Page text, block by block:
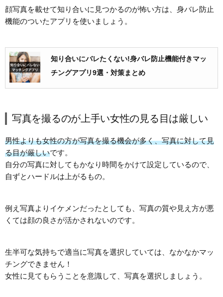
顔写真を載せて知り合いに見つかるのが怖い方は、身バレ防止
機能のついたアプリを使いましょう。
知り合いにバレたくない!身バレ防止機能付きマッ
チングアプリ9選・対策まとめ
写真を撮るのが上手い女性の見る目は厳しい
男性よりも女性の方が写真を撮る機会が多く、写真に対して見
る目が厳しいです。
自分の写真に対してもかなり時間をかけて設定しているので、
自ずとハードルは上がるもの。
例え写真よりイケメンだったとしても、写真の質や見え方が悪
くては顔の良さが活かされないのです。
生半可な気持ちで適当に写真を選択していては、なかなかマッ
チングできません！
女性に見てもらうことを意識して、写真を選択しましょう。